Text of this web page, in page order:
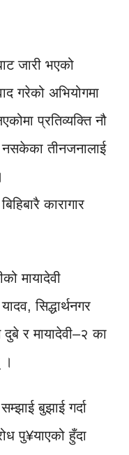
जारी भएको
गरेको अभियोगमा
प्रतिव्यक्ति नौ
नसकेका तीनजनालाई
कारागार
मायादेवी
सिद्धार्थनगर
र मायादेवी–२ का
।
बुझाई गर्दा
पु¥याएको हुँदा